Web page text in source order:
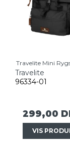
Travelite Mini
Travelite
96334-01
299,00
VIS